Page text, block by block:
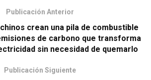
Publicación Anterior
crean una pila de combustible
de carbono que transforma
sin necesidad de quemarlo
Publicación Siguiente